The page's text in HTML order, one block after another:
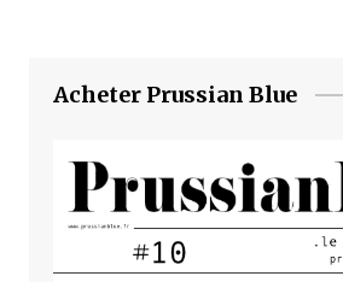
Acheter Prussian Blue